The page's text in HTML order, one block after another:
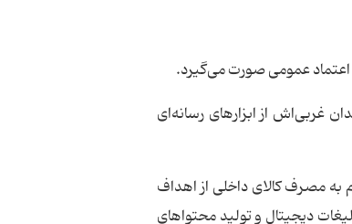
عمومی صورت می‌گیرد.
صهیونیستی و متحدان غربی‌اش از ابزارهای رسانه‌ای
مصرف کالای داخلی از اهداف
دیجیتال و تولید محتواهای